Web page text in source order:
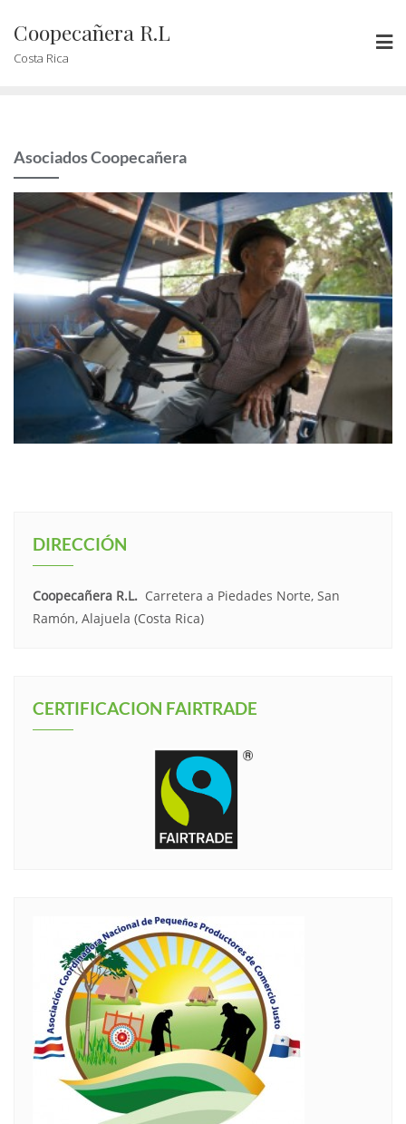
Coopecañera R.L
Costa Rica
Asociados Coopecañera
DIRECCIÓN
Coopecañera R.L. Carretera a Piedades Norte, San
Ramón, Alajuela (Costa Rica)
CERTIFICACION FAIRTRADE